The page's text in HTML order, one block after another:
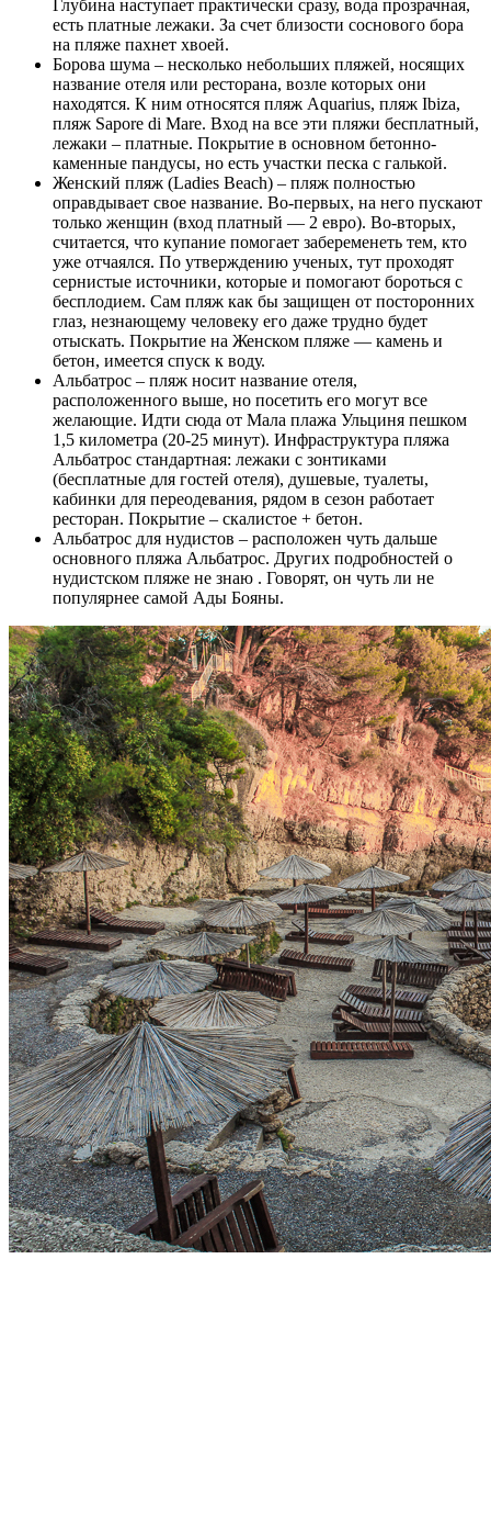
Глубина наступает практически сразу, вода прозрачная,
есть платные лежаки. За счет близости соснового бора
на пляже пахнет хвоей.
Борова шума – несколько небольших пляжей, носящих
название отеля или ресторана, возле которых они
находятся. К ним относятся пляж Aquarius, пляж Ibiza,
пляж Sapore di Mare. Вход на все эти пляжи бесплатный,
лежаки – платные. Покрытие в основном бетонно-
каменные пандусы, но есть участки песка с галькой.
Женский пляж (Ladies Beach) – пляж полностью
оправдывает свое название. Во-первых, на него пускают
только женщин (вход платный — 2 евро). Во-вторых,
считается, что купание помогает забеременеть тем, кто
уже отчаялся. По утверждению ученых, тут проходят
сернистые источники, которые и помогают бороться с
бесплодием. Сам пляж как бы защищен от посторонних
глаз, незнающему человеку его даже трудно будет
отыскать. Покрытие на Женском пляже — камень и
бетон, имеется спуск к воду.
Альбатрос – пляж носит название отеля,
расположенного выше, но посетить его могут все
желающие. Идти сюда от Мала плажа Ульциня пешком
1,5 километра (20-25 минут). Инфраструктура пляжа
Альбатрос стандартная: лежаки с зонтиками
(бесплатные для гостей отеля), душевые, туалеты,
кабинки для переодевания, рядом в сезон работает
ресторан. Покрытие – скалистое + бетон.
Альбатрос для нудистов – расположен чуть дальше
основного пляжа Альбатрос. Других подробностей о
нудистском пляже не знаю . Говорят, он чуть ли не
популярнее самой Ады Бояны.